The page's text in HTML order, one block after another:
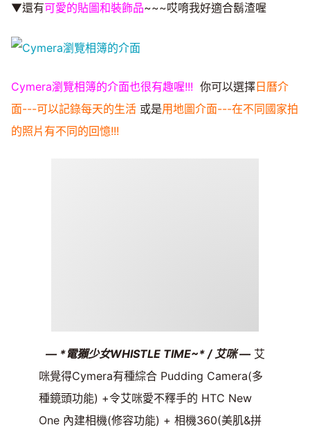
▼還有可愛的貼圖和裝飾品~~~哎唷我好適合鬍渣喔
Cymera瀏覽相簿的介面也很有趣喔!!! 你可以選擇日曆介
面---可以記錄每天的生活 或是用地圖介面---在不同國家拍
的照片有不同的回憶!!!
— *電獺少女WHISTLE TIME~* / 艾咪 —艾
咪覺得Cymera有種綜合 Pudding Camera(多
種鏡頭功能) +令艾咪愛不釋手的 HTC New
One 內建相機(修容功能) + 相機360(美肌&拼